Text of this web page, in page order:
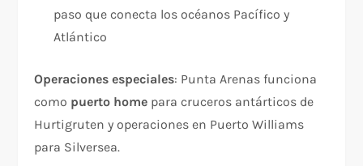
paso que conecta los océanos Pacífico y
Atlántico
Operaciones especiales: Punta Arenas funciona
como puerto home para cruceros antárticos de
Hurtigruten y operaciones en Puerto Williams
para Silversea.